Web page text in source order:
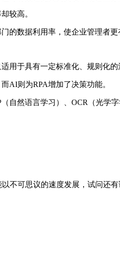
较高。
的数据利用率，使企业管理者
用于具有一定标准化、规则化的
AI则为RPA增加了决策功能。
自然语言学习）、OCR（光学
不可思议的速度发展，试问还